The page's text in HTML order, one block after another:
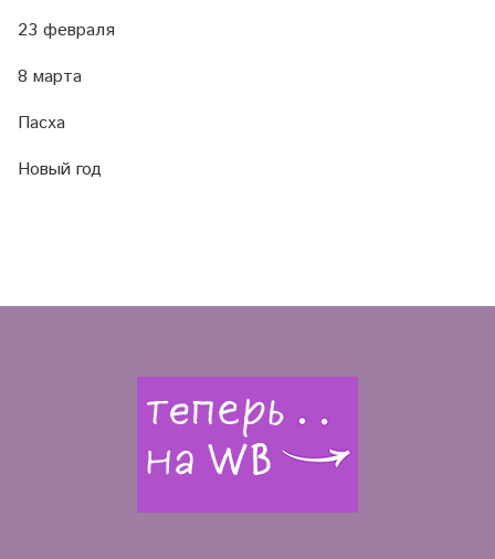
23 февраля
8 марта
Пасха
Новый год